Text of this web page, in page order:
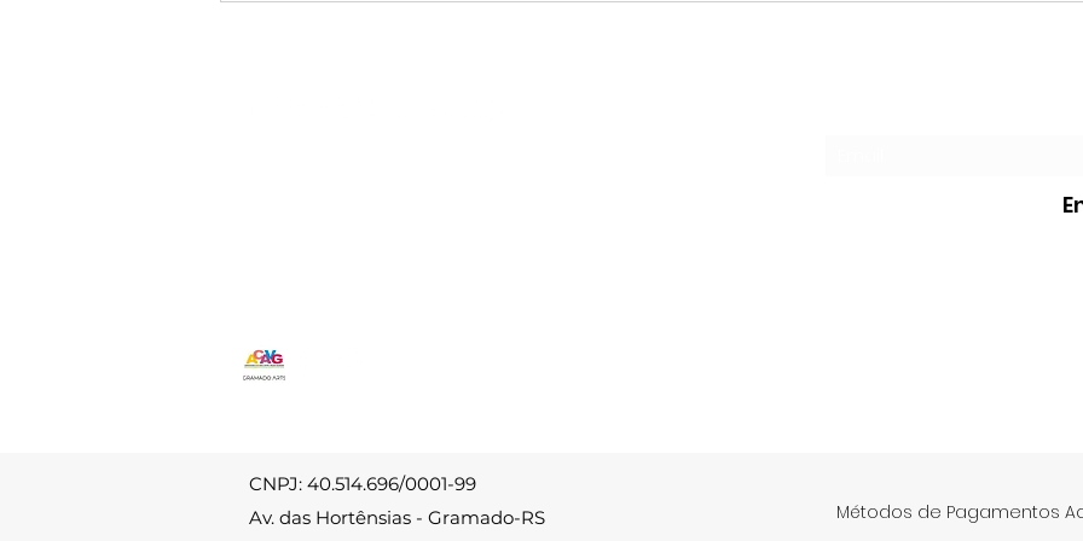
CNPJ: 40.514.696/0001-99
Av. das Hortênsias - Gramado-RS
Métodos de Pagamentos